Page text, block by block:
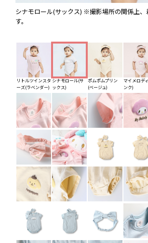
シナモロール(サックス) ※撮影場所の関係上、
す。
リトルツインスタ
ーズ(ラベンダー)
シナモロール(サ
ックス)
ポムポムプリン
(ベージュ)
マイメロデ
ンク)